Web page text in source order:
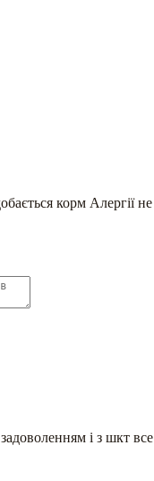
корм Алергії не
і з шкт все